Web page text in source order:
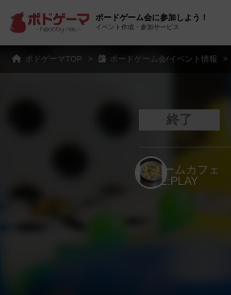
ボードゲーム会に参加しよう！
イベント作成・参加サービス
ボドゲーマTOP ボードゲーム会/イベント情報
終了